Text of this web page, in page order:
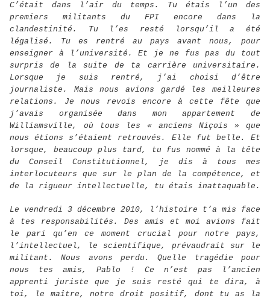
C’était dans l’air du temps. Tu étais l’un des
premiers militants du FPI encore dans la
clandestinité. Tu l’es resté lorsqu’il a été
légalisé. Tu es rentré au pays avant nous, pour
enseigner à l’université. Et je ne fus pas du tout
surpris de la suite de ta carrière universitaire.
Lorsque je suis rentré, j’ai choisi d’être
journaliste. Mais nous avions gardé les meilleures
relations. Je nous revois encore à cette fête que
j’avais organisée dans mon appartement de
Williamsville, où tous les « anciens Niçois » que
nous étions s’étaient retrouvés. Elle fut belle. Et
lorsque, beaucoup plus tard, tu fus nommé à la tête
du Conseil Constitutionnel, je dis à tous mes
interlocuteurs que sur le plan de la compétence, et
de la rigueur intellectuelle, tu étais inattaquable.
Le vendredi 3 décembre 2010, l’histoire t’a mis face
à tes responsabilités. Des amis et moi avions fait
le pari qu’en ce moment crucial pour notre pays,
l’intellectuel, le scientifique, prévaudrait sur le
militant. Nous avons perdu. Quelle tragédie pour
nous tes amis, Pablo ! Ce n’est pas l’ancien
apprenti juriste que je suis resté qui te dira, à
toi, le maître, notre droit positif, dont tu as la